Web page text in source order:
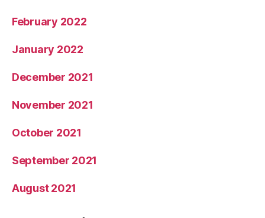
February 2022
January 2022
December 2021
November 2021
October 2021
September 2021
August 2021